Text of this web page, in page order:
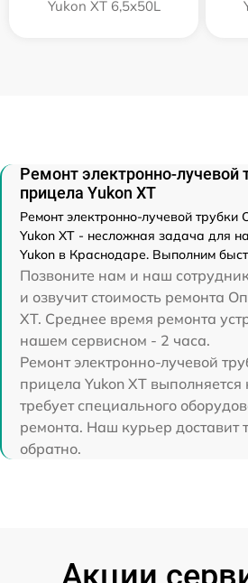
Yukon XT 6,5x50L
Ремонт электронно-лучевой
прицела Yukon XT
Ремонт электронно-лучевой трубки
Yukon XT - несложная задача для
Yukon в Краснодаре. Выполним
Позвоните нам и наш
и озвучит стоимость ремонта
XT. Среднее время ремонта
нашем сервисном - 2 часа.
Ремонт электронно-лучевой
прицела Yukon XT
требует специального
ремонта. Наш курьер доставит
обратно.